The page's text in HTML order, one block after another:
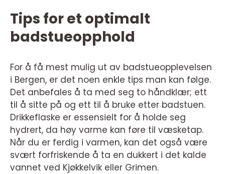
Tips for et optimalt
badstueopphold
For å få mest mulig ut av badstueopplevelsen
i Bergen, er det noen enkle tips man kan følge.
Det anbefales å ta med seg to håndklær; ett
til å sitte på og ett til å bruke etter badstuen.
Drikkeflaske er essensielt for å holde seg
hydrert, da høy varme kan føre til væsketap.
Når du er ferdig i varmen, kan det også være
svært forfriskende å ta en dukkert i det kalde
vannet ved Kjøkkelvik eller Grimen.